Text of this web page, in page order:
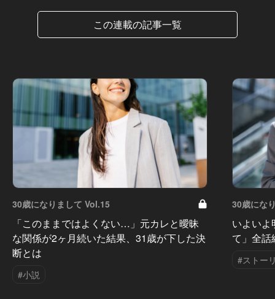
この連載の記事一覧
30歳になりまして Vol.15
「このままではよくない…」元カレと曖昧
な関係が2ヶ月続いた結果、31歳が下した決
断とは
#小説
30歳にな
いよい
て」全話
#ストー